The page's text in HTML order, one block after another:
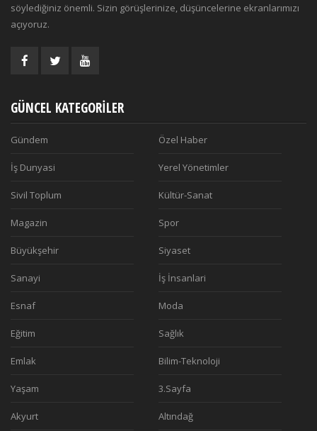
söylediğiniz önemli. Sizin görüşlerinize, düşüncelerine ekranlarımızı
açıyoruz.
GÜNCEL KATEGORILER
Gündem Özel Haber
İş Dunyasi Yerel Yönetimler
Sivil Toplum Kültür-Sanat
Magazin Spor
Büyükşehir Siyaset
Sanayi İş İnsanlari
Esnaf Moda
Eğitim Sağlık
Emlak Bilim-Teknoloji
Yaşam 3.Sayfa
Akyurt Altındağ